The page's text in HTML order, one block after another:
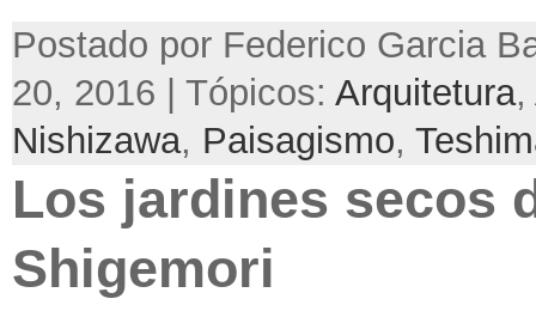
Postado por Federico Garcia
20, 2016 | Tópicos: Arquitetura,
Nishizawa, Paisagismo,
Los jardines secos
Shigemori